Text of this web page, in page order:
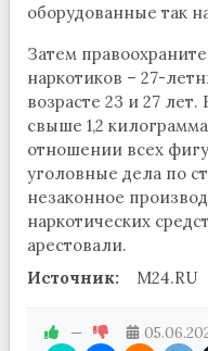
оборудованные так
Затем
наркотиков – 27-
возрасте 23 и 27
свыше 1,2
отношении всех
уголовные дела по
незаконное
наркотических
арестовали.
Источник:
M24.RU
—